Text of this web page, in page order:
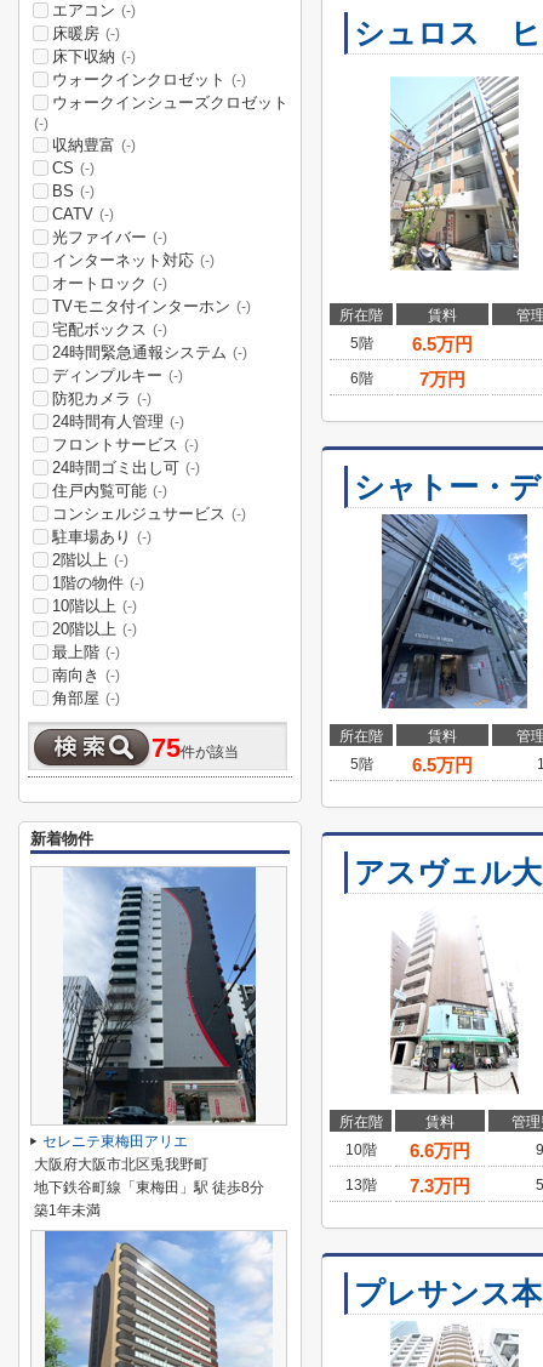
シュロス
所在階 賃料
管
5階
6.5万円
6階 7万円
シャトー・
所在階 賃料
管
5階
6.5万円
アスヴェル
所在階 賃料
管
10階
6.6万円
13階 7.3万円
プレサンス
エアコン (-)
床暖房 (-)
床下収納 (-)
ウォークインクロゼット (-)
ウォークインシューズクロゼット
(-)
収納豊富 (-)
CS (-)
BS (-)
CATV (-)
光ファイバー (-)
インターネット対応 (-)
オートロック (-)
TVモニタ付インターホン (-)
宅配ボックス (-)
24時間緊急通報システム (-)
ディンプルキー (-)
防犯カメラ (-)
24時間有人管理 (-)
フロントサービス (-)
24時間ゴミ出し可 (-)
住戸内覧可能 (-)
コンシェルジュサービス (-)
駐車場あり (-)
2階以上 (-)
1階の物件 (-)
10階以上 (-)
20階以上 (-)
最上階 (-)
南向き (-)
角部屋 (-)
75件が該当
新着物件
セレニテ東梅田アリエ
大阪府大阪市北区兎我野町
地下鉄谷町線「東梅田」駅 徒歩8分
築1年未満